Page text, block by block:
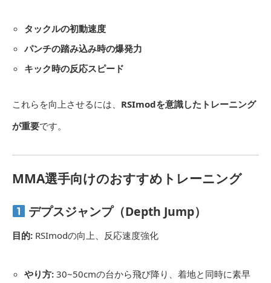
タックルの初動速度
パンチの踏み込み時の爆発力
キック時の反応スピード
これらを向上させるには、 RSImodを意識したトレーニング
が重要です。
MMA選手向けのおすすめトレーニング
デプスジャンプ（Depth Jump）
目的: RSImodの向上、反応速度強化
やり方:30~50cmの台から飛び降り、着地と同時に素早